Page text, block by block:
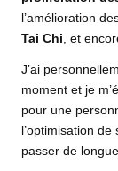
l’amélioration
Tai Chi , et
J’ai
moment et je
pour une
l’optimisation
passer de